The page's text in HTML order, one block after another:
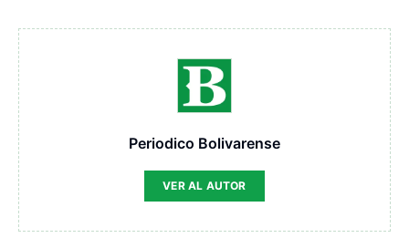
Periodico Bolivarense
VER AL AUTOR